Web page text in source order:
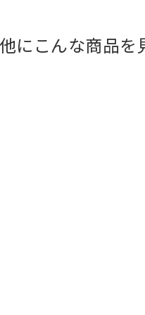
にこんな商品を